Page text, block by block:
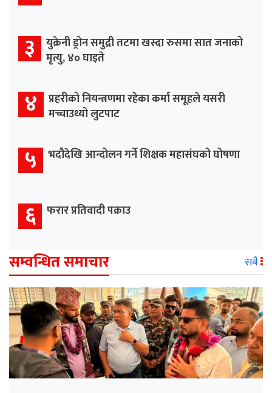
३
युक्रेनी ड्रोन समुद्री तटमा खस्दा रुसमा सात जनाको
मृत्यु, ४० घाइते
४
प्रहरीको नियन्त्रणमा रहेका कर्मा समूहले यसरी
मच्चाउथ्यो लुटपाट
५ भदौदेखि आन्दोलन गर्ने शिक्षक महासंघको घोषणा
६ फरार प्रतिवादी पक्राउ
सम्वन्धित समाचार सबै